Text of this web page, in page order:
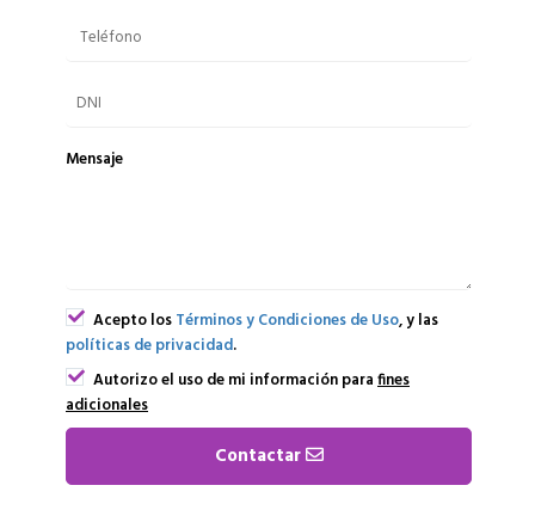
Mensaje
Acepto losTérminos y Condiciones de Uso, y las
políticas de privacidad.
Autorizo el uso de mi información parafines
adicionales
Contactar